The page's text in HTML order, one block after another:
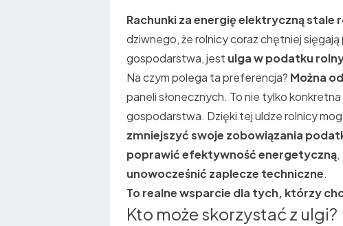
Rachunki za energię elektryczną stale
dziwnego, że rolnicy coraz chętniej sięgają
gospodarstwa, jest ulga w podatku
Na czym polega ta preferencja? Można
paneli słonecznych. To nie tylko
gospodarstwa. Dzięki tej uldze rolnicy
zmniejszyć swoje zobowiązania
poprawić efektywność energetyczną,
unowocześnić zaplecze techniczne.
To realne wsparcie dla tych, którzy
Kto może skorzystać z ulgi?